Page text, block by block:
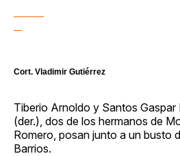
Cort. Vladimir Gutiérrez
Tiberio Arnoldo y Santos Gaspar
(der.), dos de los hermanos de
Romero, posan junto a un busto
Barrios.